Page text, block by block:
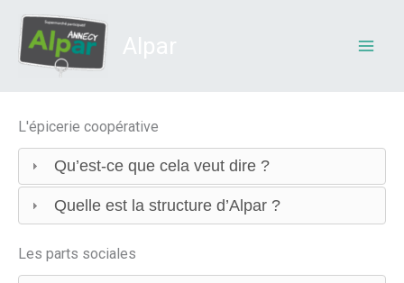
Aller
contenu
L'épicerie coopérative
Qu’est-ce que cela veut dire ?
Quelle est la structure d’Alpar ?
Les parts sociales